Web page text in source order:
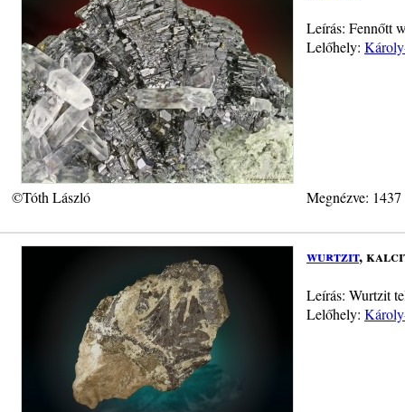
Leírás: Fennőtt
Lelőhely:
©Tóth László Megnézve:
wurtzit,
Leírás: Wurtzit
Lelőhely: